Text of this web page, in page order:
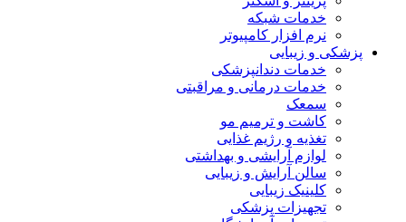
خدمات شبکه
نرم افزار کامپیوتر
پزشکی و زیبایی
خدمات دندانپزشکی
خدمات درمانی و مراقبتی
سمعک
کاشت و ترمیم مو
تغذیه و رژیم غذایی
لوازم آرایشی و بهداشتی
سالن آرایش و زیبایی
کلینیک زیبایی
تجهیزات پزشکی